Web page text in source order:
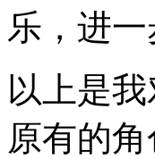
乐，进
以上是
原有的